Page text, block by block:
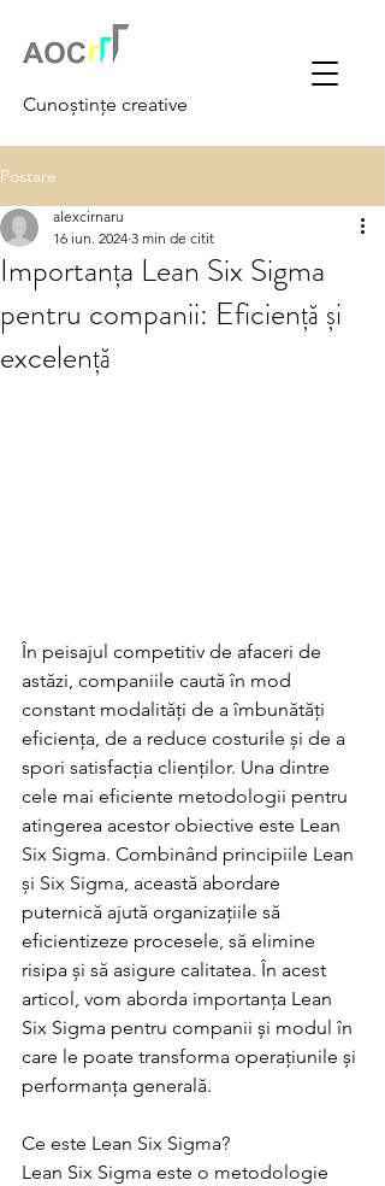
Cunoștințe creative
Postare
Importanța Lean Six Sigma
pentru companii: Eficiență și
excelență
alexcirnaru
16 iun. 2024 3 min de citit
În peisajul competitiv de afaceri de
astăzi, companiile caută în mod
constant modalități de a îmbunătăți
eficiența, de a reduce costurile și de a
spori satisfacția clienților. Una dintre
cele mai eficiente metodologii pentru
atingerea acestor obiective este Lean
Six Sigma. Combinând principiile Lean
și Six Sigma, această abordare
puternică ajută organizațiile să
eficientizeze procesele, să elimine
risipa și să asigure calitatea. În acest
articol, vom aborda importanța Lean
Six Sigma pentru companii și modul în
care le poate transforma operațiunile și
performanța generală.
Ce este Lean Six Sigma?
Lean Six Sigma este o metodologie